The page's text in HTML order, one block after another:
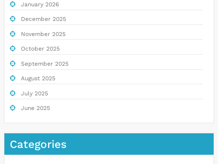
January 2026
December 2025
November 2025
October 2025
September 2025
August 2025
July 2025
June 2025
Categories